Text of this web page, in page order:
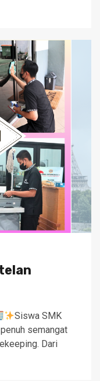
Siswa SMK
semangat
Dari